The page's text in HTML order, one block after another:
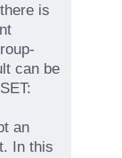
is
can be
an
In this